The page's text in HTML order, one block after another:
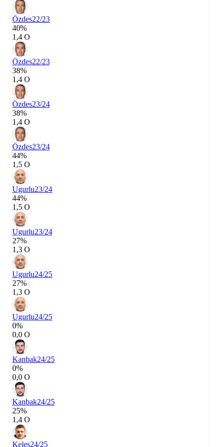
Özdes22/23
40%
1,4 О
Özdes22/23
38%
1,4 О
Özdes23/24
38%
1,4 О
Özdes23/24
44%
1,5 О
Ugurlu23/24
44%
1,5 О
Ugurlu23/24
27%
1,3 О
Ugurlu24/25
27%
1,3 О
Ugurlu24/25
0%
0,0 О
Kanbak24/25
0%
0,0 О
Kanbak24/25
25%
1,4 О
Keles24/25